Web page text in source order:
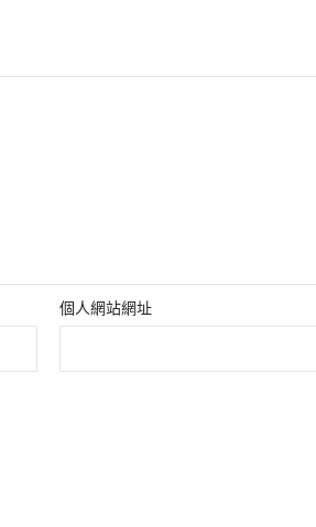
個人網站網址